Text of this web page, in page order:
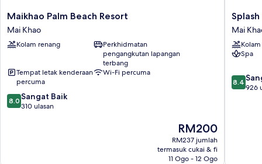
Maikhao
Palm
Beach
Resort
Khao
Maikhao Palm Beach Resort
Mai Khao
Kolam renang
Perkhidmatan
pengangkutan lapangan
terbang
Tempat letak kenderaan
percuma
Wi-Fi percuma
8.0
daripada
8.0 Sangat Baik
310 ulasan
Harga
ialah
RM200
RM200
RM237 jumlah
termasuk cukai & fi
11 Ogo - 12 Ogo
Splash
Beach
Resort
Phuket
Mai
Mai
Spa
8.4
8.4
926